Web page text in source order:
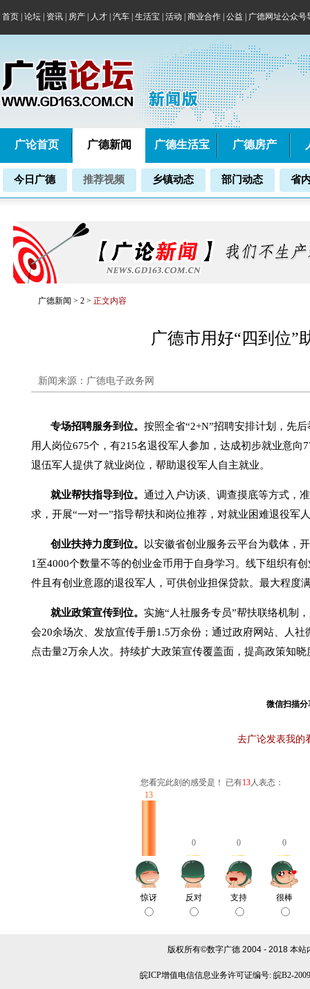
首页 论坛 资讯 房产 人才 汽车 生活宝 活动 商业合作 公益 广德网址公众号
广论首页 广德新闻 广德生活宝 广德房产
今日广德 推荐视频 乡镇动态 部门动态 省
广德新闻 > 2 > 正文内容
广德市用好“四到位”
新闻来源：广德电子政务网
专场招聘服务到位。 按照全省“2+N”招聘安排计划，先
用人岗位675个，有215名退役军人参加，达成初步就业意
退伍军人提供了就业岗位，帮助退役军人自主就业。
就业帮扶指导到位。 通过入户访谈、调查摸底等方式，
求，开展“一对一”指导帮扶和岗位推荐，对就业困难退役军
创业扶持力度到位。
以安徽省创业服务云平台为载体，
1至4000个数量不等的创业金币用于自身学习。线下组织有
件且有创业意愿的退役军人，可供创业担保贷款。最大程度
就业政策宣传到位。 实施“人社服务专员”帮扶联络机制
会20余场次、发放宣传手册1.5万余份；通过政府网站、人
点击量2万余人次。持续扩大政策宣传覆盖面，提高政策知
微信扫描
去广论发表我的
您看完此刻的感受是！ 已有13人表态：
13
0 0 0
惊讶 反对 支持 很棒
版权所有©数字广德 2004 - 2018 本站
皖ICP增值电信信息业务许可证编号: 皖B2-